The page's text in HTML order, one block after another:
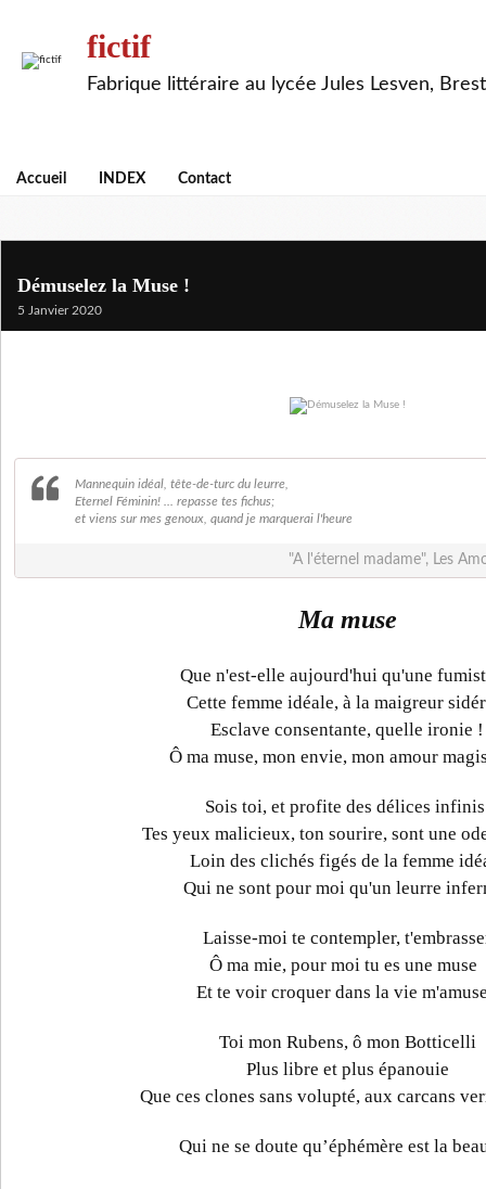
fictif
Fabrique littéraire au lycée Jules Lesven, Brest
Accueil INDEX Contact
Démuselez la Muse !
5 Janvier 2020
Mannequin idéal, tête-de-turc du leurre,
Eternel Féminin! ... repasse tes fichus;
et viens sur mes genoux, quand je marquerai l'heure
"A l'éternel madame", Les
Ma muse
Que n'est-elle aujourd'hui qu'une
Cette femme idéale, à la maigreur
Esclave consentante, quelle ironie !
Ô ma muse, mon envie, mon amour
Sois toi, et profite des délices
Tes yeux malicieux, ton sourire, sont une
Loin des clichés figés de la femme
Qui ne sont pour moi qu'un leurre
Laisse-moi te contempler,
Ô ma mie, pour moi tu es une muse
Et te voir croquer dans la vie
Toi mon Rubens, ô mon Botticelli
Plus libre et plus épanouie
Que ces clones sans volupté, aux carcans
Qui ne se doute qu’éphémère est la